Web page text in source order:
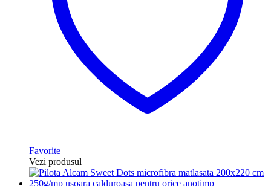
Favorite
Vezi produsul